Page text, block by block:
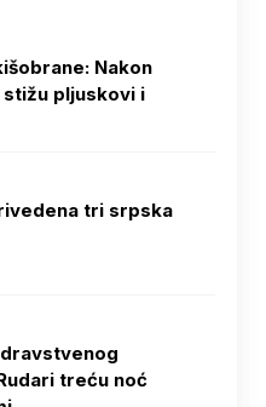
Nakon
pljuskovi i
tri srpska
treću noć